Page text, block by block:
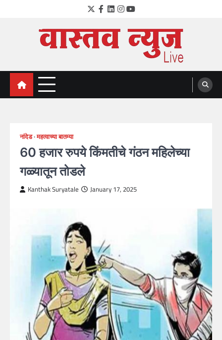
Twitter
Facebook
LinkedIn
Instagram
YouTube
VastavNEWSLive.com
a leading NEWS portal of Maharahstra
नांदेड महत्वाच्या बातम्या
60 हजार रुपये किंमतीचे गंठन महिलेच्या
गळ्यातून तोडले
Kanthak Suryatale January 17, 2025